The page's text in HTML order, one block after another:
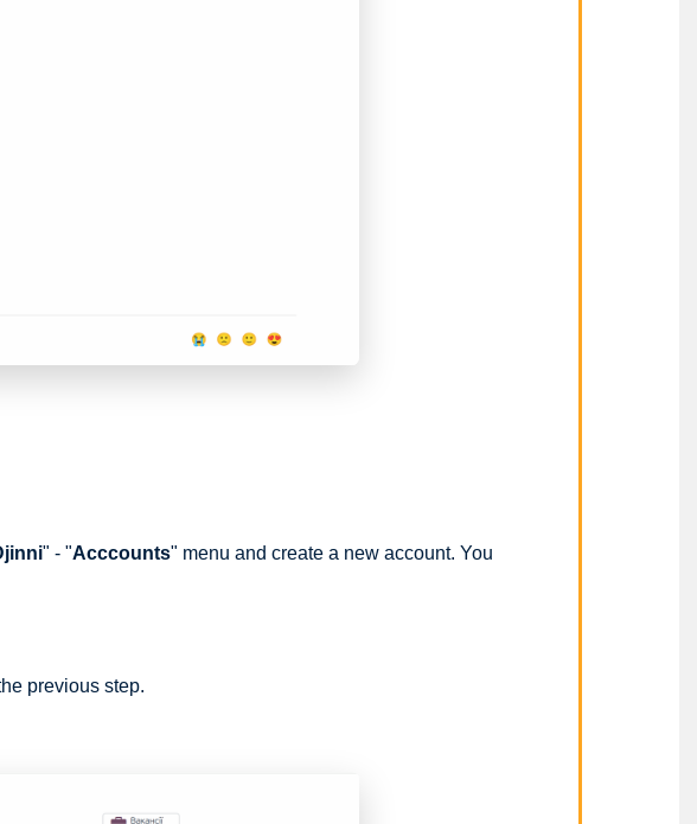
" - "Acccounts" menu and create a new account. You
previous step.